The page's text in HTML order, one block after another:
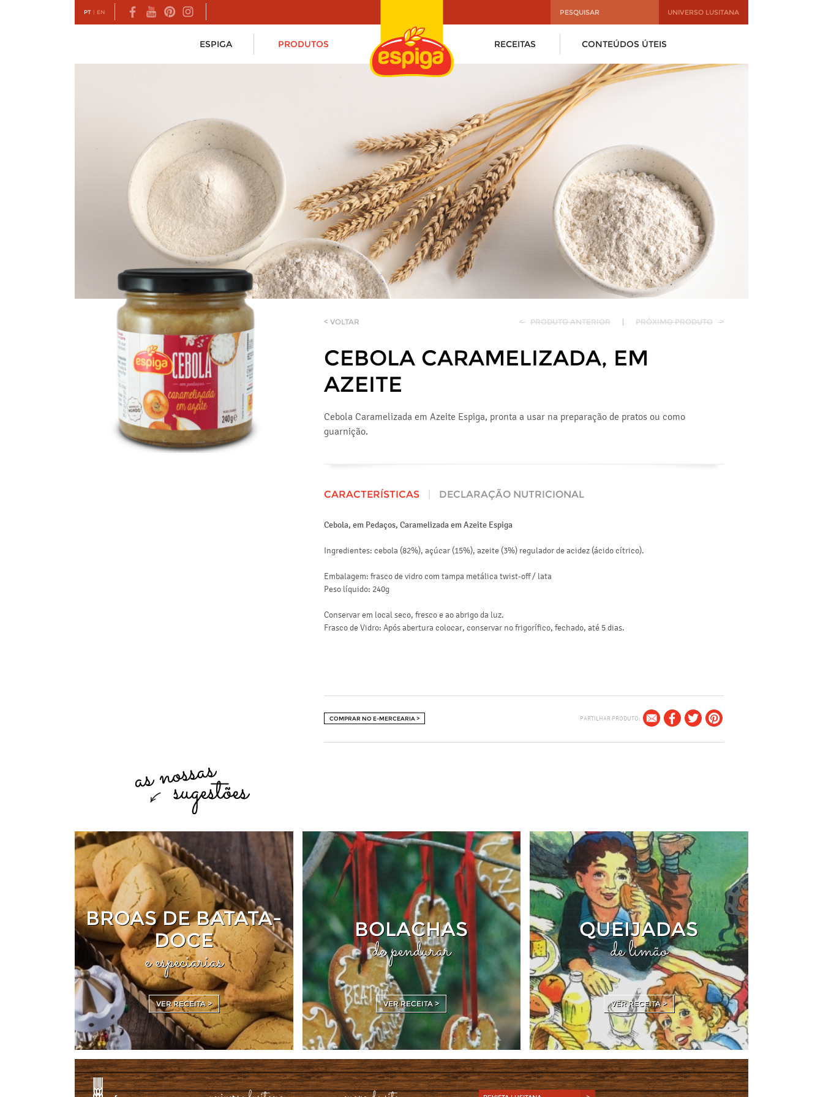
PT | EN UNIVERSO LUSITANA
ESPIGA PRODUTOS RECEITAS CONTEÚDOS ÚTEIS
< VOLTAR < PRODUTO ANTERIOR | PRÓXIMO PRODUTO >
CEBOLA CARAMELIZADA, EM
AZEITE
Cebola Caramelizada em Azeite Espiga, pronta a usar na preparação de pratos ou como
guarnição.
CARACTERÍSTICAS DECLARAÇÃO NUTRICIONAL
Cebola, em Pedaços, Caramelizada em Azeite Espiga
Ingredientes: cebola (82%), açúcar (15%), azeite (3%) regulador de acidez (ácido cítrico).
Embalagem: frasco de vidro com tampa metálica twist-off / lata
Peso líquido: 240g
Conservar em local seco, fresco e ao abrigo da luz.
Frasco de Vidro: Após abertura colocar, conservar no frigorífico, fechado, até 5 dias.
COMPRAR NO E-MERCEARIA > PARTILHAR PRODUTO:
BROAS DE BATATA-
DOCE
e especiarias
VER RECEITA >
BOLACHAS
de pendurar
VER RECEITA >
QUEIJADAS
de limão
VER RECEITA >